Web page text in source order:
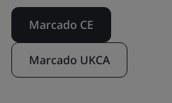
Marcado CE
Marcado UKCA